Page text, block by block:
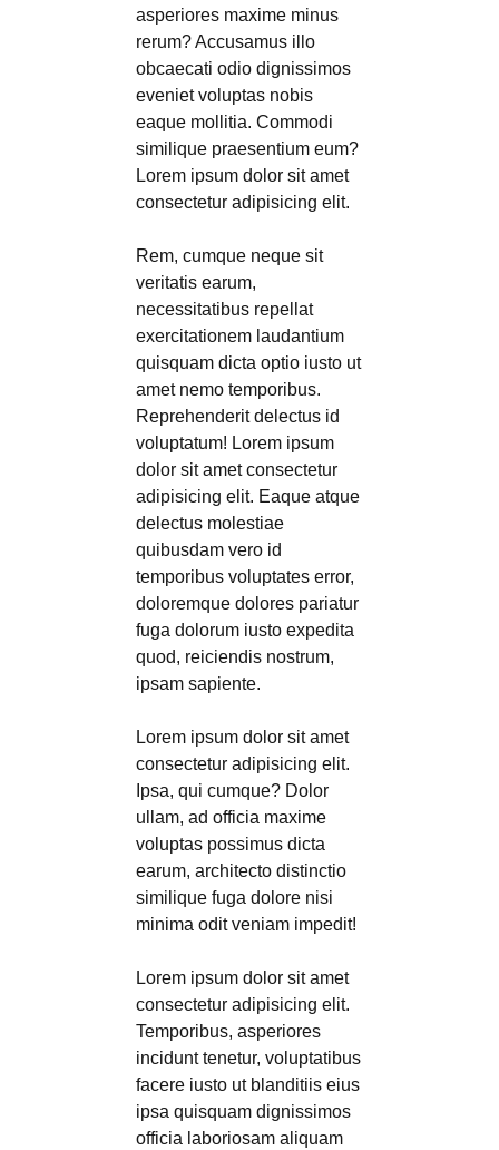
asperiores maxime minus
rerum? Accusamus illo
obcaecati odio dignissimos
eveniet voluptas nobis
eaque mollitia. Commodi
similique praesentium eum?
Lorem ipsum dolor sit amet
consectetur adipisicing elit.
Rem, cumque neque sit
veritatis earum,
necessitatibus repellat
exercitationem laudantium
quisquam dicta optio iusto ut
amet nemo temporibus.
Reprehenderit delectus id
voluptatum! Lorem ipsum
dolor sit amet consectetur
adipisicing elit. Eaque atque
delectus molestiae
quibusdam vero id
temporibus voluptates error,
doloremque dolores pariatur
fuga dolorum iusto expedita
quod, reiciendis nostrum,
ipsam sapiente.
Lorem ipsum dolor sit amet
consectetur adipisicing elit.
Ipsa, qui cumque? Dolor
ullam, ad officia maxime
voluptas possimus dicta
earum, architecto distinctio
similique fuga dolore nisi
minima odit veniam impedit!
Lorem ipsum dolor sit amet
consectetur adipisicing elit.
Temporibus, asperiores
incidunt tenetur, voluptatibus
facere iusto ut blanditiis eius
ipsa quisquam dignissimos
officia laboriosam aliquam